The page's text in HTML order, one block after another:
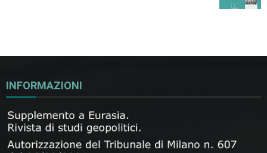
INFORMAZIONI